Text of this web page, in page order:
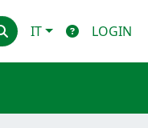
IT LOGIN